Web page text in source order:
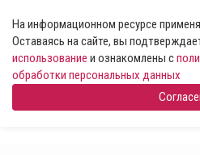
На информационном ресурсе
Оставаясь на сайте, вы
использование и ознакомлены с
обработки персональных данных